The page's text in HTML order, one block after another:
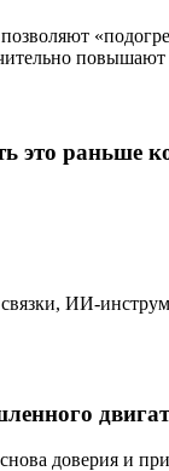
это раньше
ИИ-
доверия и